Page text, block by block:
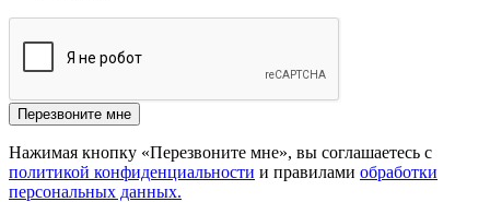
Перезвоните мне
Нажимая кнопку «Перезвоните мне», вы соглашаетесь с
политикой конфиденциальности и правилами обработки
персональных данных.